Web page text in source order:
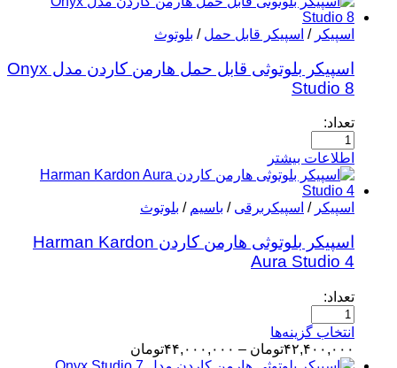
اسپیکر / اسپیکر قابل حمل / بلوتوث
اسپیکر بلوتوثی قابل حمل هارمن کاردن مدل Onyx
Studio 8
تعداد:
اطلاعات بیشتر
اسپیکر / اسپیکربرقی / باسیم / بلوتوث
اسپیکر بلوتوثی هارمن کاردن Harman Kardon
Aura Studio 4
تعداد:
انتخاب گزینه‌ها
۴۲,۴۰۰,۰۰۰تومان – ۴۴,۰۰۰,۰۰۰تومان